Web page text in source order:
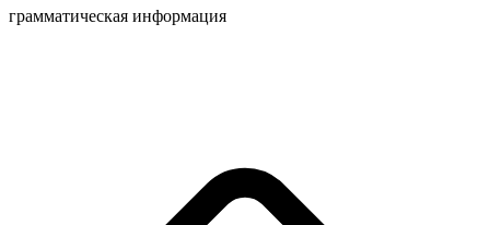
грамматическая информация